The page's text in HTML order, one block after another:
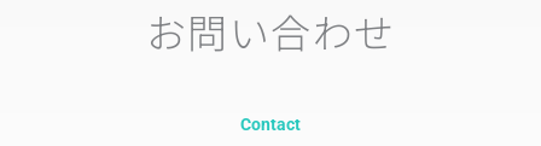
お問い合わせ
Contact